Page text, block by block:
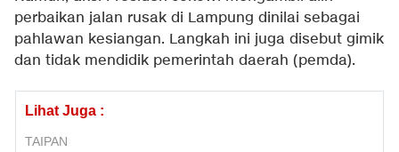
perbaikan jalan rusak di Lampung dinilai sebagai
pahlawan kesiangan. Langkah ini juga disebut gimik
dan tidak mendidik pemerintah daerah (pemda).
Lihat Juga :
TAIPAN